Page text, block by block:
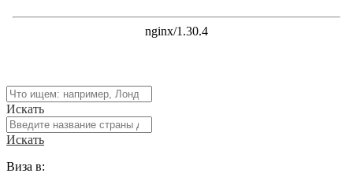
Искать
Искать
Виза в: